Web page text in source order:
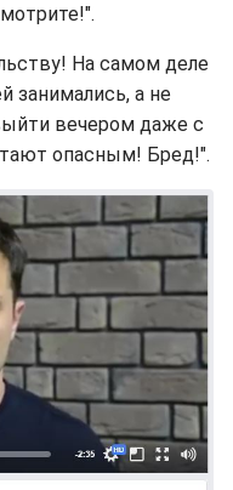
На самом деле
занимались, а не
вечером даже с
опасным! Бред!".